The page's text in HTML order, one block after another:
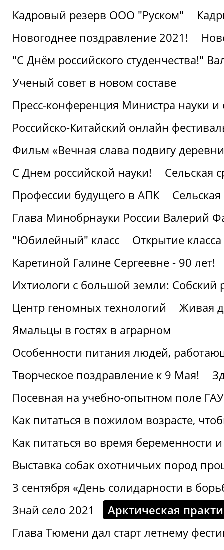
Кадровый резерв ООО "Руском"
Новогоднее поздравление 2021!
"С Днём российского студенчества!"
Ученый совет в новом составе
Пресс-конференция Министра науки
Российско-Китайский онлайн
Фильм «Вечная слава подвигу
С Днем российской науки!
Сельская
Профессии будущего в АПК
Глава Минобрнауки России Валерий
"Юбилейный" класс
Открытие
Каретиной Галине Сергеевне - 90 лет!
Ихтиологи с большой земли: Собский
Центр геномных технологий
Живая
Ямальцы в гостях в аграрном
Особенности питания людей,
Творческое поздравление к 9 Мая!
Посевная на учебно-опытном поле
Как питаться в пожилом возрасте,
Как питаться во время беременности
Выставка собак охотничьих пород
3 сентября «День солидарности в
Знай село 2021
Арктическая
Глава Тюмени дал старт летнему